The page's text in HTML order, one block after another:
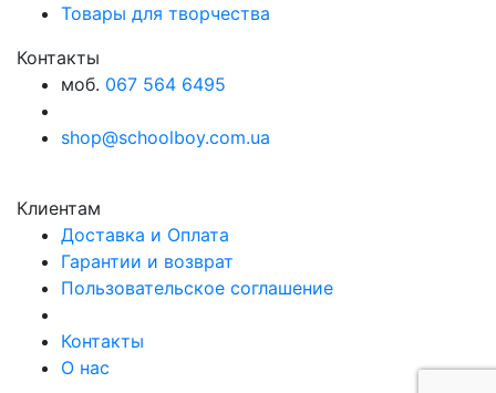
Товары для творчества
Контакты
моб. 067 564 6495
shop@schoolboy.com.ua
Клиентам
Доставка и Оплата
Гарантии и возврат
Пользовательское соглашение
Контакты
О нас